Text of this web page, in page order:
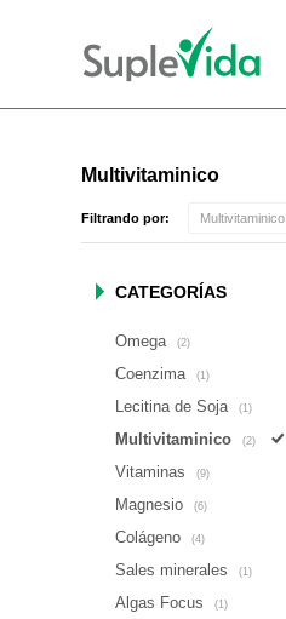
Multivitaminico
Filtrando por: Multivitaminico
CATEGORÍAS
Omega (2)
Coenzima (1)
Lecitina de Soja (1)
Multivitaminico (2)
Vitaminas (9)
Magnesio (6)
Colágeno (4)
Sales minerales (1)
Algas Focus (1)